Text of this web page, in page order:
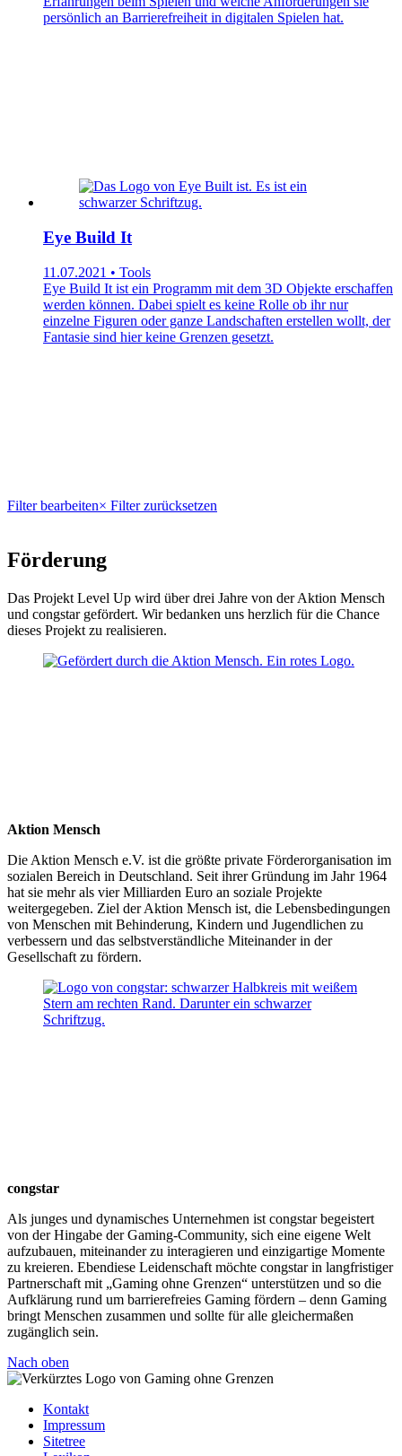
persönlich an Barrierefreiheit in digitalen Spielen hat.
Eye Build It
11.07.2021 • Tools
Eye Build It ist ein Programm mit dem 3D Objekte erschaffen
werden können. Dabei spielt es keine Rolle ob ihr nur
einzelne Figuren oder ganze Landschaften erstellen wollt, der
Fantasie sind hier keine Grenzen gesetzt.
Filter bearbeiten× Filter zurücksetzen
Förderung
Das Projekt Level Up wird über drei Jahre von der Aktion Mensch
und congstar gefördert. Wir bedanken uns herzlich für die Chance
dieses Projekt zu realisieren.
Aktion Mensch
Die Aktion Mensch e.V. ist die größte private Förderorganisation im
sozialen Bereich in Deutschland. Seit ihrer Gründung im Jahr 1964
hat sie mehr als vier Milliarden Euro an soziale Projekte
weitergegeben. Ziel der Aktion Mensch ist, die Lebensbedingungen
von Menschen mit Behinderung, Kindern und Jugendlichen zu
verbessern und das selbstverständliche Miteinander in der
Gesellschaft zu fördern.
congstar
Als junges und dynamisches Unternehmen ist congstar begeistert
von der Hingabe der Gaming-Community, sich eine eigene Welt
aufzubauen, miteinander zu interagieren und einzigartige Momente
zu kreieren. Ebendiese Leidenschaft möchte congstar in langfristiger
Partnerschaft mit „Gaming ohne Grenzen“ unterstützen und so die
Aufklärung rund um barrierefreies Gaming fördern – denn Gaming
bringt Menschen zusammen und sollte für alle gleichermaßen
zugänglich sein.
Nach oben
Kontakt
Impressum
Sitetree